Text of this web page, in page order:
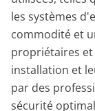
les systèmes
commodité et
propriétaires et
installation et
par des
sécurité